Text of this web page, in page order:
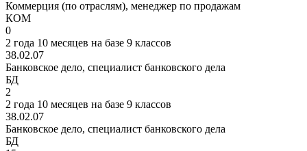
Коммерция (по отраслям), менеджер по продажам
КОМ
0
2 года 10 месяцев на базе 9 классов
38.02.07
Банковское дело, специалист банковского дела
БД
2
2 года 10 месяцев на базе 9 классов
38.02.07
Банковское дело, специалист банковского дела
БД